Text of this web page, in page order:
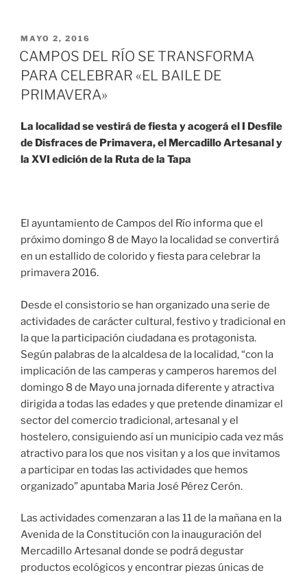
MAYO 2, 2016
CAMPOS DEL RÍO SE TRANSFORMA
PARA CELEBRAR «EL BAILE DE
PRIMAVERA»
La localidad se vestirá de fiesta y acogerá el I Desfile
de Disfraces de Primavera, el Mercadillo Artesanal y
la XVI edición de la Ruta de la Tapa
El ayuntamiento de Campos del Río informa que el
próximo domingo 8 de Mayo la localidad se convertirá
en un estallido de colorido y fiesta para celebrar la
primavera 2016.
Desde el consistorio se han organizado una serie de
actividades de carácter cultural, festivo y tradicional en
la que la participación ciudadana es protagonista.
Según palabras de la alcaldesa de la localidad, “con la
implicación de las camperas y camperos haremos del
domingo 8 de Mayo una jornada diferente y atractiva
dirigida a todas las edades y que pretende dinamizar el
sector del comercio tradicional, artesanal y el
hostelero, consiguiendo así un municipio cada vez más
atractivo para los que nos visitan y a los que invitamos
a participar en todas las actividades que hemos
organizado” apuntaba Maria José Pérez Cerón.
Las actividades comenzaran a las 11 de la mañana en la
Avenida de la Constitución con la inauguración del
Mercadillo Artesanal donde se podrá degustar
productos ecológicos y encontrar piezas únicas de